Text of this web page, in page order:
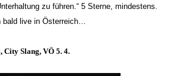
zu führen.“ 5 Sterne, mindestens.
bald live in Österreich…
Slang, VÖ 5. 4.